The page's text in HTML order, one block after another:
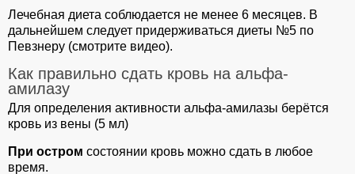
Лечебная диета соблюдается не менее 6 месяцев. В
дальнейшем следует придерживаться диеты №5 по
Певзнеру (смотрите видео).
Как правильно сдать кровь на альфа-
амилазу
Для определения активности альфа-амилазы берётся
кровь из вены (5 мл)
При остром состоянии кровь можно сдать в любое
время.